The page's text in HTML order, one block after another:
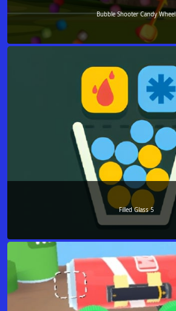
Bubble Shooter Candy Wheel
Filled Glass 5